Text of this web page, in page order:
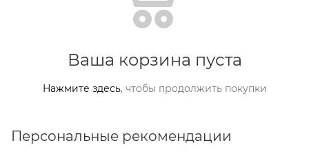
Ваша корзина пуста
Нажмите здесь, чтобы продолжить покупки
Персональные рекомендации